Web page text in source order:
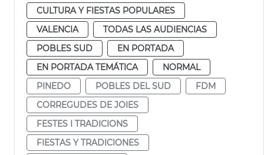
CULTURA Y FIESTAS POPULARES
VALENCIA
TODAS LAS AUDIENCIAS
POBLES SUD
EN PORTADA
EN PORTADA TEMÁTICA
NORMAL
PINEDO
POBLES DEL SUD
FDM
CORREGUDES DE JOIES
FESTES I TRADICIONS
FIESTAS Y TRADICIONES